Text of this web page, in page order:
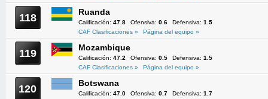
118 Ruanda
Calificación: 47.8 Ofensiva: 0.6 Defensiva: 1.5
CAF Clasificaciones »
Página del equipo »
119 Mozambique
Calificación: 47.2 Ofensiva: 0.5 Defensiva: 1.5
CAF Clasificaciones »
Página del equipo »
120 Botswana
Calificación: 47.0 Ofensiva: 0.7 Defensiva: 1.7